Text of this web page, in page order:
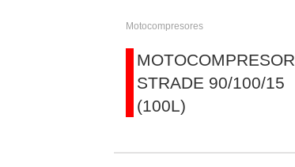
Motocompresores
MOTOCOMPRESOR
STRADE 90/100/15
(100L)